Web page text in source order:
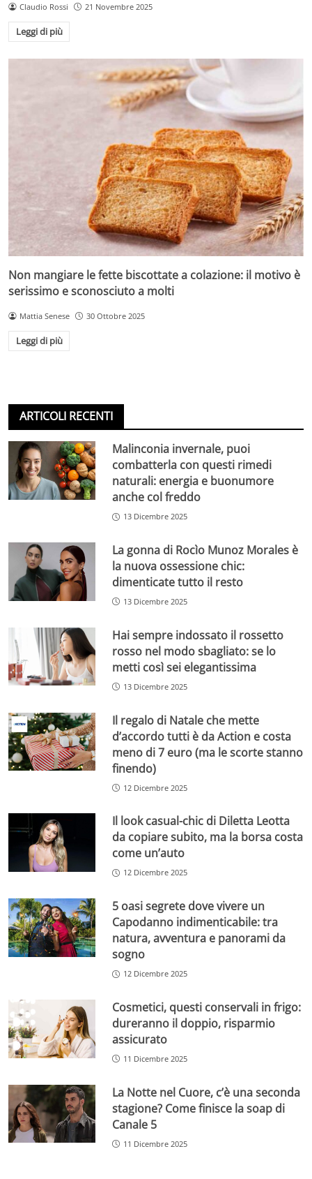
Claudio Rossi 21 Novembre 2025
Leggi di più
Non mangiare le fette biscottate a colazione: il motivo è
serissimo e sconosciuto a molti
Mattia Senese 30 Ottobre 2025
Leggi di più
ARTICOLI RECENTI
Malinconia invernale, puoi
combatterla con questi rimedi
naturali: energia e buonumore
anche col freddo
13 Dicembre 2025
La gonna di Rocìo Munoz Morales è
la nuova ossessione chic:
dimenticate tutto il resto
13 Dicembre 2025
Hai sempre indossato il rossetto
rosso nel modo sbagliato: se lo
metti così sei elegantissima
13 Dicembre 2025
Il regalo di Natale che mette
d’accordo tutti è da Action e costa
meno di 7 euro (ma le scorte stanno
finendo)
12 Dicembre 2025
Il look casual-chic di Diletta Leotta
da copiare subito, ma la borsa costa
come un’auto
12 Dicembre 2025
5 oasi segrete dove vivere un
Capodanno indimenticabile: tra
natura, avventura e panorami da
sogno
12 Dicembre 2025
Cosmetici, questi conservali in frigo:
dureranno il doppio, risparmio
assicurato
11 Dicembre 2025
La Notte nel Cuore, c’è una seconda
stagione? Come finisce la soap di
Canale 5
11 Dicembre 2025